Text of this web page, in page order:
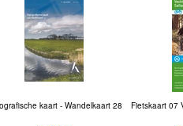
kaart - Wandelkaart 28 Fietskaart 07